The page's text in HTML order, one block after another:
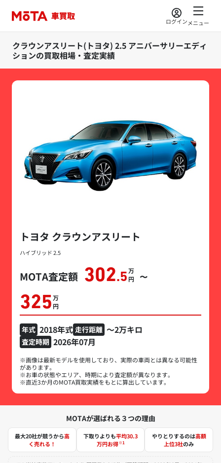
ログインメニュー
クラウンアスリート(トヨタ) 2.5 アニバーサリーエディ
ションの買取相場・査定実績
トヨタ クラウンアスリート
ハイブリッド 2.5
MOTA査定額 302.5万円 〜
325万円
年式 2018年式 走行距離 ～2万キロ
査定時期 2026年07月
※画像は最新モデルを使用しており、実際の車両とは異なる可能性
があります。
※お車の状態やエリア、時期により査定額が異なります。
※直近3か月のMOTA買取実績をもとに算出しています。
MOTAが選ばれる３つの理由
最大20社が競うから高
く売れる！
下取りよりも平均30.3
万円お得※1
やりとりするのは高額
上位3社のみ